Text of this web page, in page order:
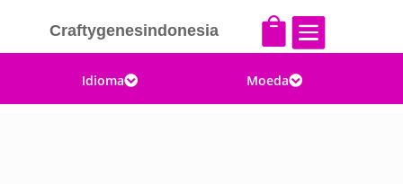
Craftygenesindonesia  
Idioma Moeda